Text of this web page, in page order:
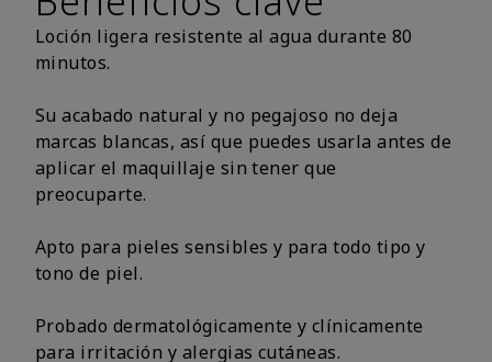
Loción ligera resistente al agua durante 80
minutos.
Su acabado natural y no pegajoso no deja
marcas blancas, así que puedes usarla antes de
aplicar el maquillaje sin tener que
preocuparte.
Apto para pieles sensibles y para todo tipo y
tono de piel.
Probado dermatológicamente y clínicamente
para irritación y alergias cutáneas.